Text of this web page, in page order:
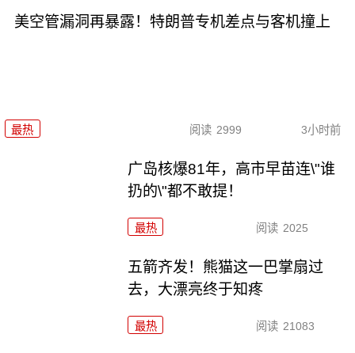
美空管漏洞再暴露！特朗普专机差点与客机撞上
最热 阅读 2999 3小时前
广岛核爆81年，高市早苗连\"谁
扔的\"都不敢提！
最热 阅读 2025
五箭齐发！熊猫这一巴掌扇过
去，大漂亮终于知疼
最热 阅读 21083